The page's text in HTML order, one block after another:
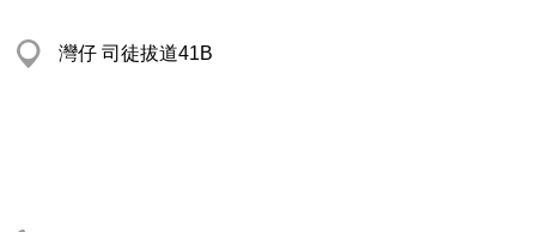
灣仔 司徒拔道41B